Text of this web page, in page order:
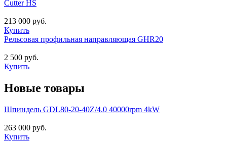
Cutter HS
213 000 руб.
Купить
Рельсовая профильная направляющая GHR20
2 500 руб.
Купить
Новые товары
Шпиндель GDL80-20-40Z/4.0 40000rpm 4kW
263 000 руб.
Купить